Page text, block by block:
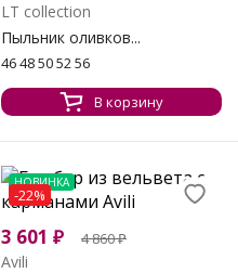
LT collection
Пыльник оливков...
46 48 50 52 56
В корзину
НОВИНКА
-22%
3 601 ₽ 4 860₽
Avili